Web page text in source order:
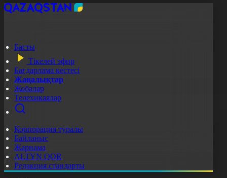
Басты
Тікелей эфир
Бағдарлама кестесі
Жаңалықтар
Жобалар
Телехикаялар
Корпорация туралы
Байланыс
Жарнама
ALTYN QOR
Редакция стандарты